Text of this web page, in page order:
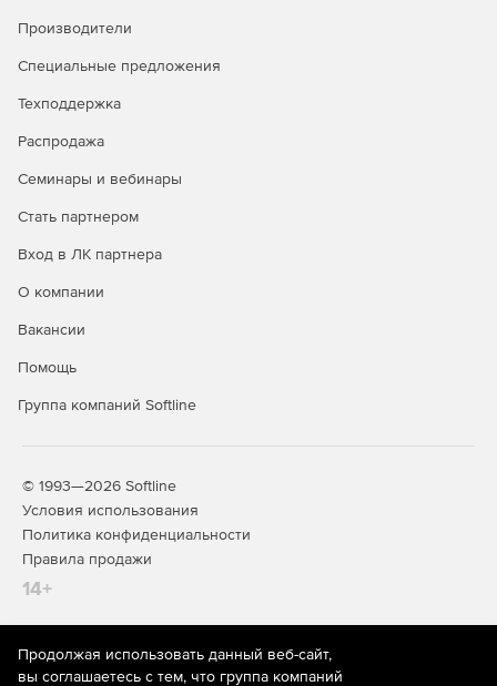
Enterprise).
Поддержка цифровых XML-подписей (только в
Мгновенное создание диаграмм для отображения и
XML.
интеграция с Java-приложениями.
архивах.
Редактирование, проверка и предпросмотр файлов
EPUB.
правописания, удаление лишних пробелов.
Схемы UBL 2.1 в составе продукта.
Производители
Специальные предложения
Техподдержка
Распродажа
Семинары и вебинары
Стать партнером
Вход в ЛК партнера
О компании
Вакансии
Помощь
Группа компаний Softline
© 1993—2026 Softline
Условия использования
Политика конфиденциальности
Правила продажи
14+
На информационном ресурсе store.softline.ru применяются
Продолжая использовать данный веб-сайт,
вы соглашаетесь с тем, что группа компаний